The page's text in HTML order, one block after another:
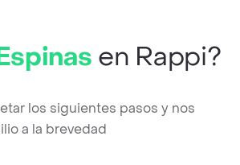
en Rappi?
los siguientes pasos y nos
a la brevedad